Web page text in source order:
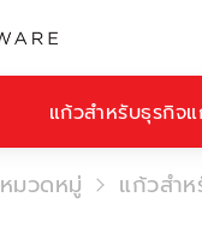
แก้วสำหรับธุรกิจ
หมวดหมู่ แก้วสำ